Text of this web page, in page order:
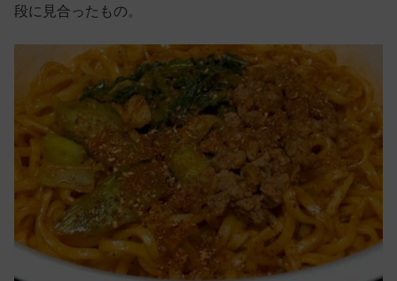
段に見合ったもの。